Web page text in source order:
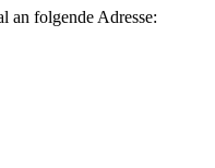
an folgende Adresse: